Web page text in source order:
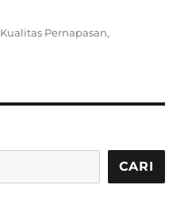
Tags
Kualitas Pernapasan,
CARI